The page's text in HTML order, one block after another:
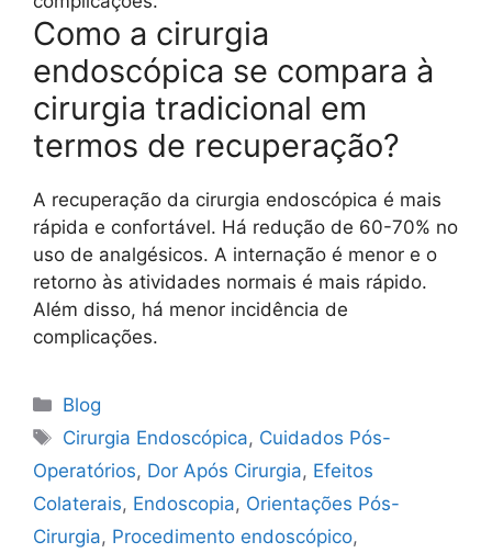
Como a cirurgia
endoscópica se compara à
cirurgia tradicional em
termos de recuperação?
A recuperação da cirurgia endoscópica é mais
rápida e confortável. Há redução de 60-70% no
uso de analgésicos. A internação é menor e o
retorno às atividades normais é mais rápido.
Além disso, há menor incidência de
complicações.
Blog
Cirurgia Endoscópica, Cuidados Pós-
Operatórios, Dor Após Cirurgia, Efeitos
Colaterais, Endoscopia, Orientações Pós-
Cirurgia, Procedimento endoscópico,